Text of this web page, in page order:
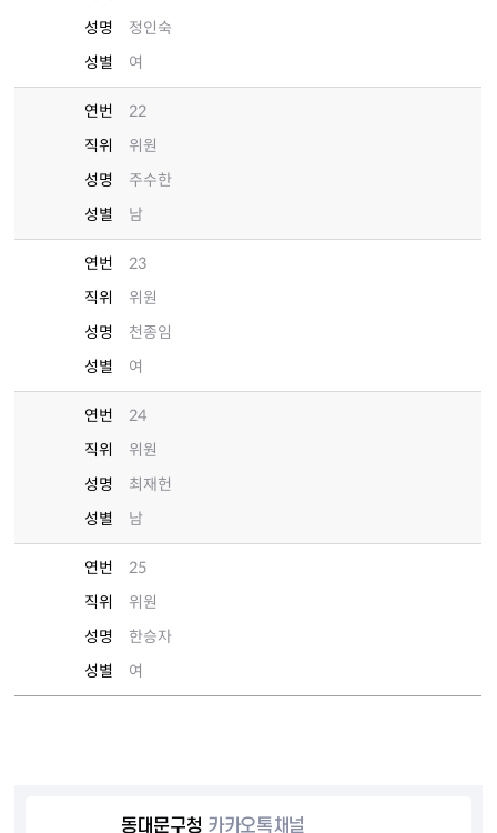
성명
정인숙
성별
여
연번
22
직위
위원
성명
주수한
성별
남
연번
23
직위
위원
성명
천종임
성별
여
연번
24
직위
위원
성명
최재헌
성별
남
연번
25
직위
위원
성명
한승자
성별
여
동대문구청 카카오톡채널